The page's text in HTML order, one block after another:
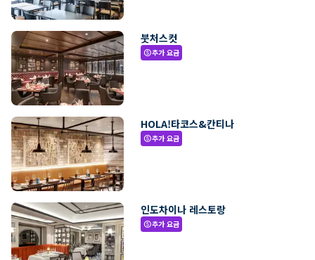
붓처스컷
paid추가 요금
HOLA!타코스&칸티나
paid추가 요금
인도차이나 레스토랑
paid추가 요금